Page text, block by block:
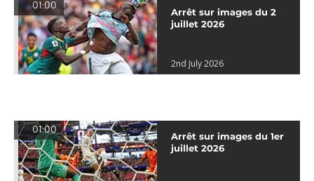
01:00
Arrêt sur images du 2
juillet 2026
2nd July 2026
01:00
Arrêt sur images du 1er
juillet 2026